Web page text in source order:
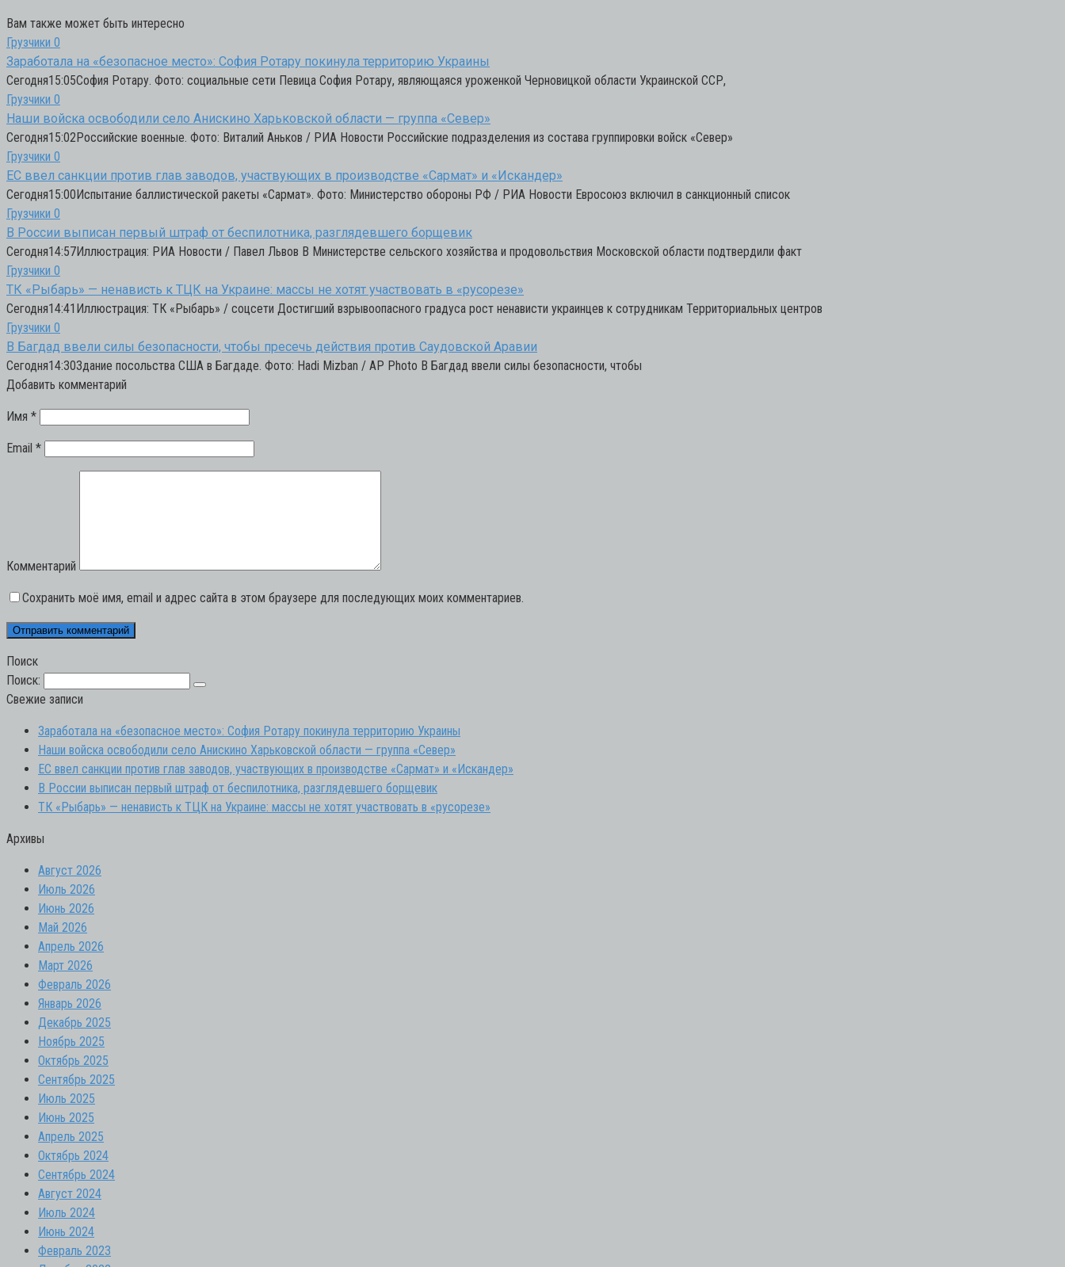
Вам также может быть интересно
Грузчики 0
Заработала на «безопасное место»: София Ротару покинула территорию Украины
Сегодня15:05София Ротару. Фото: социальные сети Певица София Ротару, являющаяся уроженкой Черновицкой области Украинской ССР,
Грузчики 0
Наши войска освободили село Анискино Харьковской области — группа «Север»
Сегодня15:02Российские военные. Фото: Виталий Аньков / РИА Новости Российские подразделения из состава группировки войск «Север»
Грузчики 0
ЕС ввел санкции против глав заводов, участвующих в производстве «Сармат» и «Искандер»
Сегодня15:00Испытание баллистической ракеты «Сармат». Фото: Министерство обороны РФ / РИА Новости Евросоюз включил в санкционный список
Грузчики 0
В России выписан первый штраф от беспилотника, разглядевшего борщевик
Сегодня14:57Иллюстрация: РИА Новости / Павел Львов В Министерстве сельского хозяйства и продовольствия Московской области подтвердили факт
Грузчики 0
ТК «Рыбарь» — ненависть к ТЦК на Украине: массы не хотят участвовать в «русорезе»
Сегодня14:41Иллюстрация: ТК «Рыбарь» / соцсети Достигший взрывоопасного градуса рост ненависти украинцев к сотрудникам Территориальных центров
Грузчики 0
В Багдад ввели силы безопасности, чтобы пресечь действия против Саудовской Аравии
Сегодня14:30Здание посольства США в Багдаде. Фото: Hadi Mizban / AP Photo В Багдад ввели силы безопасности, чтобы
Добавить комментарий
Имя *
Email *
Комментарий
Сохранить моё имя, email и адрес сайта в этом браузере для последующих моих комментариев.
Поиск
Поиск:
Свежие записи
Заработала на «безопасное место»: София Ротару покинула территорию Украины
Наши войска освободили село Анискино Харьковской области — группа «Север»
ЕС ввел санкции против глав заводов, участвующих в производстве «Сармат» и «Искандер»
В России выписан первый штраф от беспилотника, разглядевшего борщевик
ТК «Рыбарь» — ненависть к ТЦК на Украине: массы не хотят участвовать в «русорезе»
Архивы
Август 2026
Июль 2026
Июнь 2026
Май 2026
Апрель 2026
Март 2026
Февраль 2026
Январь 2026
Декабрь 2025
Ноябрь 2025
Октябрь 2025
Сентябрь 2025
Июль 2025
Июнь 2025
Апрель 2025
Октябрь 2024
Сентябрь 2024
Август 2024
Июль 2024
Июнь 2024
Февраль 2023